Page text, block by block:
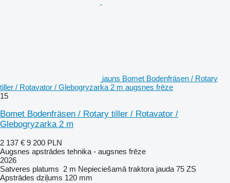
jauns Bomet Bodenfräsen / Rotary
tiller / Rotavator / Glebogryzarka 2 m augsnes frēze
15
Bomet Bodenfräsen / Rotary tiller / Rotavator /
Glebogryzarka 2 m
2 137 € 9 200 PLN
Augsnes apstrādes tehnika - augsnes frēze
2026
Satveres platums 2 m Nepieciešamā traktora jauda 75 ZS
Apstrādes dziļums 120 mm